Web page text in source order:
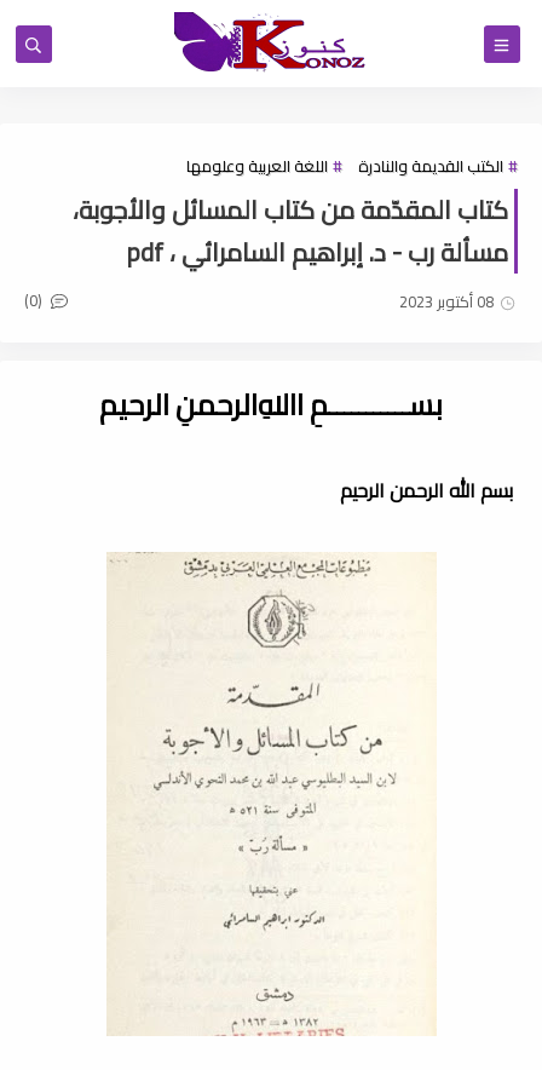
الكتب القديمة والنادرة اللغة العربية وعلومها
كتاب المقدّمة من كتاب المسائل والأجوبة،
مسألة رب - د. إبراهيم السامرائي ، pdf
08 أكتوبر 2023 (0)
بســـــــــــمِ اﷲِالرحمنِ الرحيم
بسم الله الرحمن الرحيم